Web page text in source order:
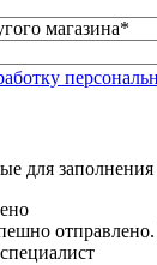
магазина*
для заполнения